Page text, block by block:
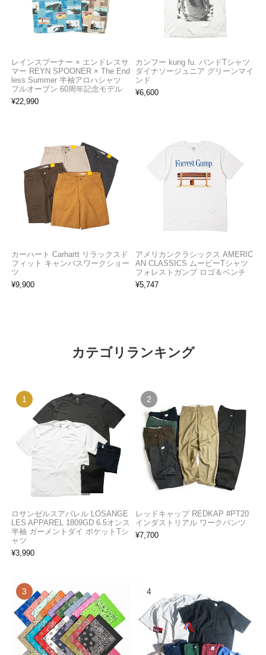
レインスプーナー × エンドレスサ
マー REYN SPOONER × The End
less Summer 半袖アロハシャツ
フルオープン 60周年記念モデル
¥22,990
カンフー kung fu. バンドTシャツ
ダイナソージュニア グリーンマイ
ンド
¥6,600
カーハート Carhartt リラックスド
フィット キャンバスワークショー
ツ
¥9,900
アメリカンクラシックス AMERIC
AN CLASSICS ムービーTシャツ
フォレストガンプ ロゴ＆ベンチ
¥5,747
カテゴリランキング
ロサンゼルスアパレル LOSANGE
LES APPAREL 1809GD 6.5オンス
半袖 ガーメントダイ ポケットTシ
ャツ
¥3,990
レッドキャップ REDKAP #PT20
インダストリアル ワークパンツ
¥7,700